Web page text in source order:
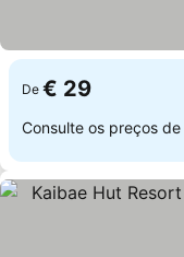
De € 29
Consulte os preços de